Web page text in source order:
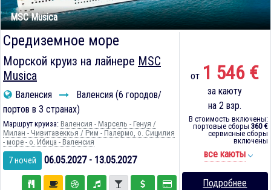
MSC Musica
Средиземное море
Морской круиз на лайнере MSC
Musica
Валенсия
Валенсия (6 городов/
портов в 3 странах)
Маршрут круиза: Валенсия - Марсель - Генуя /
Милан - Чивитавеккья / Рим - Палермо, о. Сицилия
- море - о. Ибица - Валенсия
7 ночей 06.05.2027 - 13.05.2027
от 1 546 €
за каюту
на 2 взр.
В стоимость включены:
портовые сборы 360 €
сервисные сборы
включены
все каюты
Подробнее